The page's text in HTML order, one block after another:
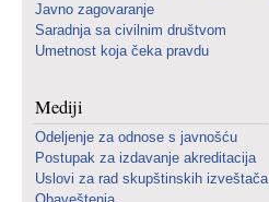
Javno zagovaranje
Saradnja sa civilnim društvom
Umetnost koja čeka pravdu
Mediji
Odeljenje za odnose s javnošću
Postupak za izdavanje akreditacija
Uslovi za rad skupštinskih izveštača